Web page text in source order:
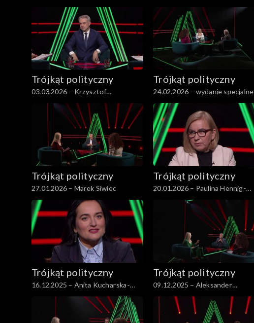
Trójkąt polityczny
03.03.2026 – Krzysztof
Gawkowski
Trójkąt polityczny
24.02.2026 – wydanie specjalne
Trójkąt polityczny
27.01.2026 – Marek Siwiec
Trójkąt polityczny
20.01.2026 – Paulina Hennig-
Trójkąt polityczny
16.12.2025 – Anita Kucharska-
Dziedzic
Trójkąt polityczny
09.12.2025 – Aleksander
Kwaśniewski